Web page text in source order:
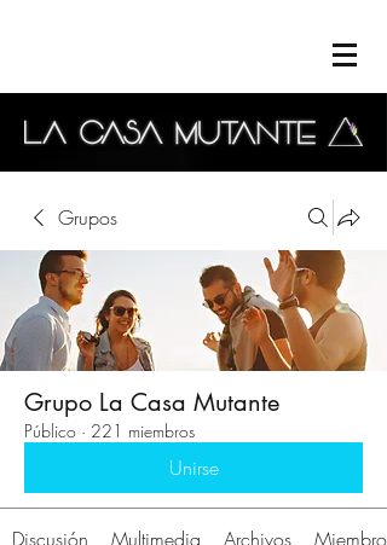
Grupos
Grupo La Casa Mutante
Público · 221 miembros
Unirse
Discusión Multimedia Archivos Miembros